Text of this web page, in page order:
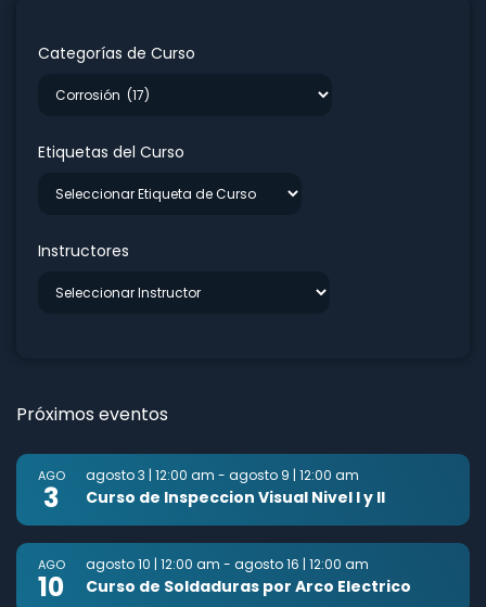
Categorías de Curso
Etiquetas del Curso
Instructores
Próximos eventos
AGO
3
agosto 3 | 12:00 am - agosto 9 | 12:00 am
Curso de Inspeccion Visual Nivel I y II
AGO
10
agosto 10 | 12:00 am - agosto 16 | 12:00 am
Curso de Soldaduras por Arco Electrico